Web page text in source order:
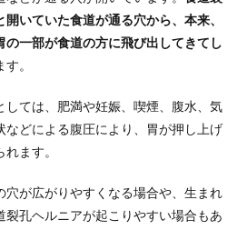
いていた食道が通る穴から、本来、
一部が食道の方に飛び出してきてし
。
しては、肥満や妊娠、喫煙、腹水、気
などによる腹圧により、胃が押し上げ
ます。
穴が広がりやすくなる場合や、生まれ
孔ヘルニアが起こりやすい場合もあ